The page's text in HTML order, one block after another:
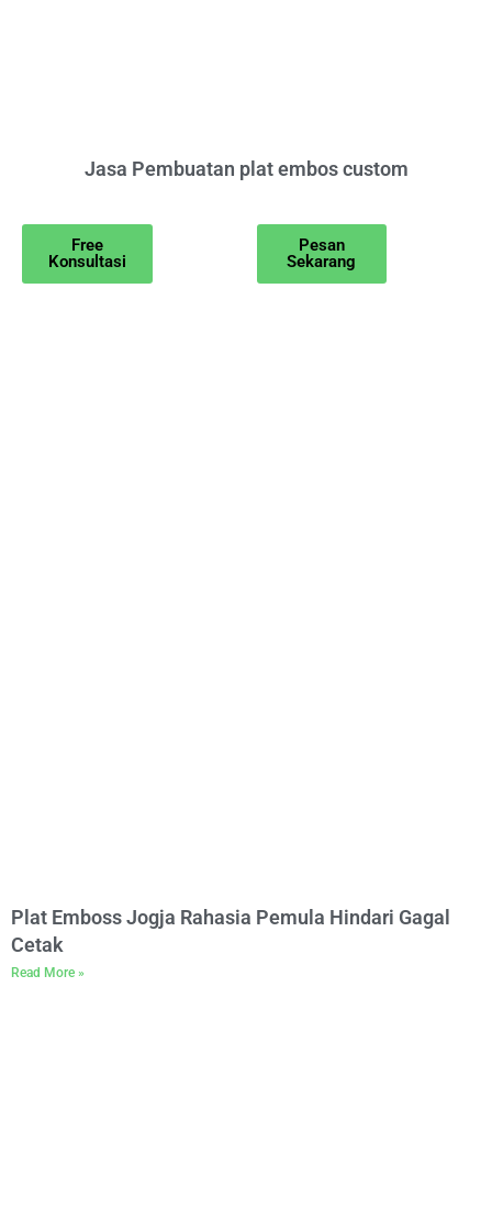
Jasa Pembuatan plat embos custom
Free
Konsultasi
Pesan
Sekarang
Plat Emboss Jogja Rahasia Pemula Hindari Gagal
Cetak
Read More »